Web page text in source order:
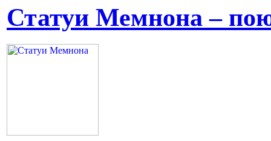
Статуи Мемнона –